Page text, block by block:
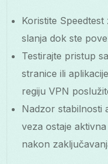
Koristite
slanja dok ste
Testirajte pristup
stranice ili
regiju VPN
Nadzor stabilnosti
veza ostaje
nakon